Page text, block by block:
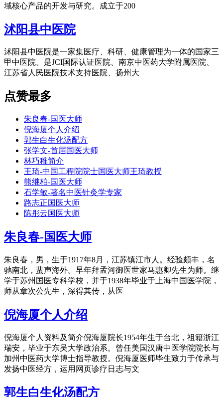
域核心产品的开发与研究。成立于200
沭阳县中医院
沭阳县中医院是一家集医疗、科研、健康管理为一体的国家三
甲中医院。是JCI国际认证医院、南京中医药大学附属医院、
江苏省人民医院技术支持医院、扬州大
点赞最多
朱良春-国医大师
倪海厦个人介绍
郭生白生化汤配方
张学文-首届国医大师
林巧稚简介
王琦-中国工程院院士国医大师王琦教授
熊继柏-国医大师
石学敏-著名中医针灸学专家
路志正国医大师
陈彤云国医大师
朱良春-国医大师
朱良春，男，生于1917年8月，江苏镇江市人。经验颇丰，名
驰南北，蜚声海外。早年拜孟河御医世家马惠卿先生为师。继
学于苏州国医专科学校，并于1938年毕业于上海中国医学院，
师从章次公先生，深得其传，从医
倪海厦个人介绍
倪海厦个人资料及简介倪海厦院长1954年生于台北，祖籍浙江
瑞安，毕业于东吴大学政治系。曾任美国汉唐中医学院院长与
加州中医药大学博士指导教授。倪海厦医师毕生致力于传承与
发扬中医经方，运用网页诊疗日志与文
郭生白生化汤配方